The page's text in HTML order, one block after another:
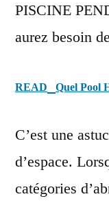
PISCINE
aurez besoin
READ Quel Pool
C’est une
d’espace.
catégories